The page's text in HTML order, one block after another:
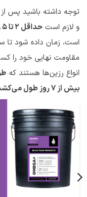
توجه داشته باشید
و لازم است حداقل 2 تا 5 روز
است، زمان داده شود
مقاومت نهایی خود را
انواع رزین‌ها هستند که
بیش از 7 روز طول می‌کشد.